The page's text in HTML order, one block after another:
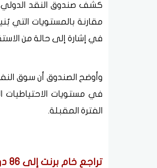
مقارنة بالمستويات التي
في إشارة إلى حالة من
وأوضح الصندوق أن سوق
في مستويات
الفترة المقبلة.
تراجع خام برنت إلى 86 دولاراً وسط ضغوط السوق